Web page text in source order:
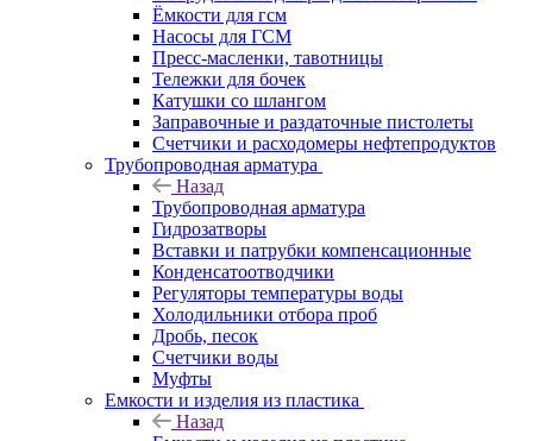
Ёмкости для гсм
Насосы для ГСМ
Пресс-масленки, тавотницы
Тележки для бочек
Катушки со шлангом
Заправочные и раздаточные пистолеты
Счетчики и расходомеры нефтепродуктов
Трубопроводная арматура
Назад
Трубопроводная арматура
Гидрозатворы
Вставки и патрубки компенсационные
Конденсатоотводчики
Регуляторы температуры воды
Холодильники отбора проб
Дробь, песок
Счетчики воды
Муфты
Емкости и изделия из пластика
Назад